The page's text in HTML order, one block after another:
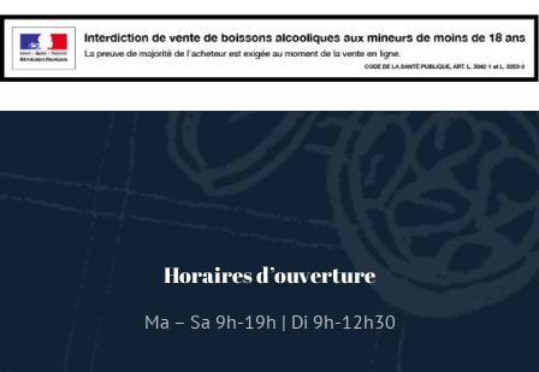
Horaires d’ouverture
Ma – Sa 9h-19h | Di 9h-12h30